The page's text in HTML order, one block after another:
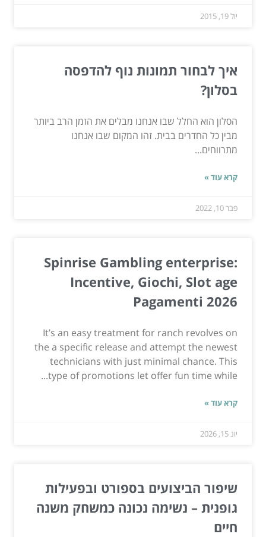
יול 19, 2015
איך לבחור תמונות נוף להדפסה
בסלון?
הסלון הוא החלל שבו אנחנו מבלים את הזמן הרב ביותר
מבין כל החדרים בבית. זהו המקום שבו אנחנו
מתרווחים...
קרא עוד »
פבר 10, 2022
Spinrise Gambling enterprise:
Incentive, Giochi, Slot age
Pagamenti 2026
It’s an easy treatment for ranch revolves on
the a specific release and attempt the newest
technicians with just minimal chance. This
type of promotions let offer fun time while...
קרא עוד »
יונ 15, 2026
שיפור הביצועים בספורט ובפעילות
גופנית – נשימה נכונה כמשחק משנה
חיים